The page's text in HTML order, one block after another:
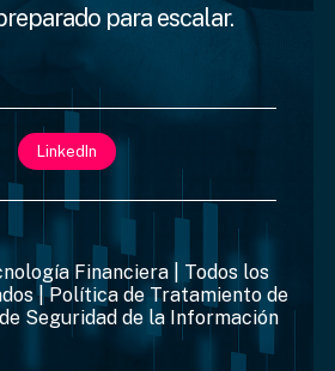
para escalar.
LinkedIn
Financiera | Todos los
|Política de Tratamiento de
Seguridad de la Información